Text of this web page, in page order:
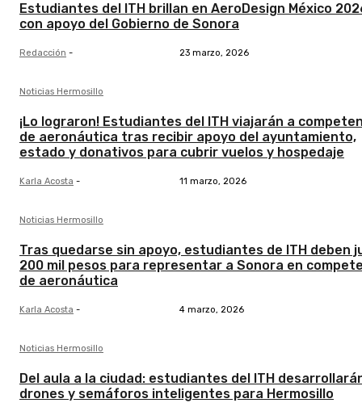
Estudiantes del ITH brillan en AeroDesign México
con apoyo del Gobierno de Sonora
Redacción - 23 marzo, 2026
Noticias Hermosillo
¡Lo lograron! Estudiantes del ITH viajarán a
de aeronáutica tras recibir apoyo del ayuntamiento,
estado y donativos para cubrir vuelos y hospedaje
Karla Acosta - 11 marzo, 2026
Noticias Hermosillo
Tras quedarse sin apoyo, estudiantes de ITH deben
200 mil pesos para representar a Sonora en
de aeronáutica
Karla Acosta - 4 marzo, 2026
Noticias Hermosillo
Del aula a la ciudad: estudiantes del ITH
drones y semáforos inteligentes para Hermosillo